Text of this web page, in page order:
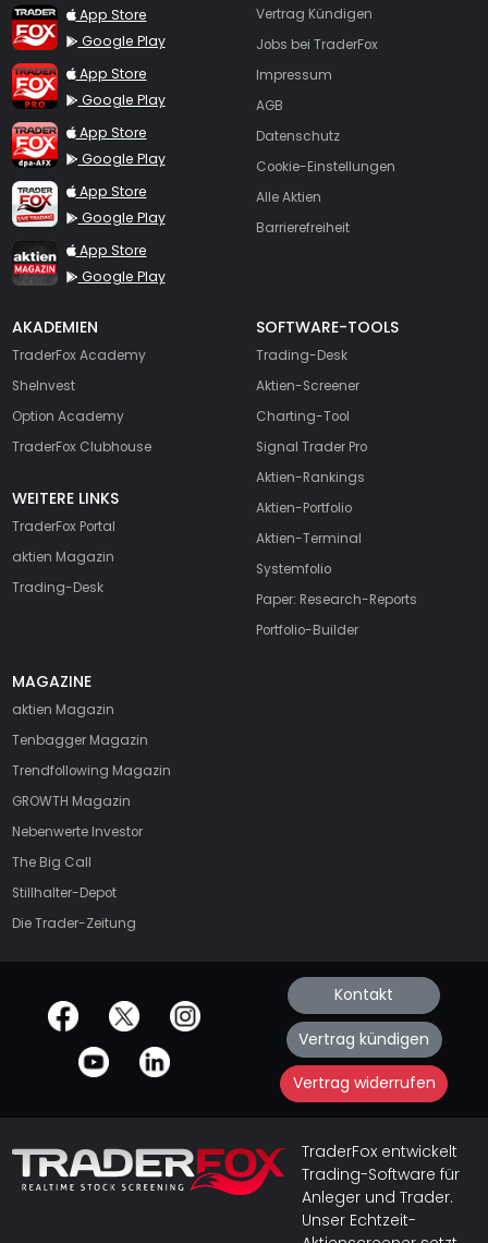
TraderFox App
App Store
Google Play
TraderFox Pro
App Store
Google Play
TraderFox dpa-AFX ProFeed
App Store
Google Play
TraderFox Live Trading
App Store
Google Play
TraderFox aktien Magazin
App Store
Google Play
Vertrag Kündigen
Jobs bei TraderFox
Impressum
AGB
Datenschutz
Cookie-Einstellungen
Alle Aktien
Barrierefreiheit
AKADEMIEN
TraderFox Academy
SheInvest
Option Academy
TraderFox Clubhouse
WEITERE LINKS
TraderFox Portal
aktien Magazin
Trading-Desk
SOFTWARE-TOOLS
Trading-Desk
Aktien-Screener
Charting-Tool
Signal Trader Pro
Aktien-Rankings
Aktien-Portfolio
Aktien-Terminal
Systemfolio
Paper: Research-Reports
Portfolio-Builder
MAGAZINE
aktien Magazin
Tenbagger Magazin
Trendfollowing Magazin
GROWTH Magazin
Nebenwerte Investor
The Big Call
Stillhalter-Depot
Die Trader-Zeitung
offizielle Social Media-Accounts Kontakt
Vertrag kündigen
Vertrag widerrufen
TraderFox entwickelt
Trading-Software für
Anleger und Trader.
Unser Echtzeit-